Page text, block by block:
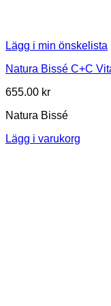
Lägg i min önskelista
Natura Bissé C+C
655.00 kr
Natura Bissé
Lägg i varukorg